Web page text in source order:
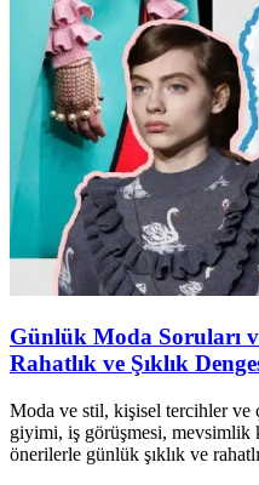
Günlük Moda Soruları
Rahatlık ve Şıklık
Moda ve stil, kişisel tercihler ve
giyimi, iş görüşmesi, mevsimlik
önerilerle günlük şıklık ve